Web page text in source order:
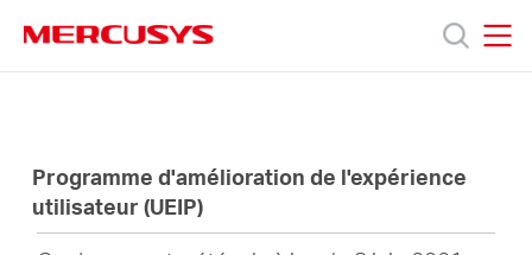
Support
Programme d'amélioration de l'expérience
utilisateur (UEIP)